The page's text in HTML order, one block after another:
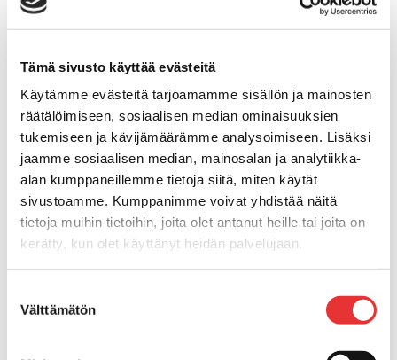
Tämä sivusto käyttää evästeitä
Käytämme evästeitä tarjoamamme sisällön ja mainosten
räätälöimiseen, sosiaalisen median ominaisuuksien
tukemiseen ja kävijämäärämme analysoimiseen. Lisäksi
jaamme sosiaalisen median, mainosalan ja analytiikka-
alan kumppaneillemme tietoja siitä, miten käytät
sivustoamme. Kumppanimme voivat yhdistää näitä
tietoja muihin tietoihin, joita olet antanut heille tai joita on
kerätty, kun olet käyttänyt heidän palvelujaan.
valinta
Välttämätön
Mönkijät
Can-Am traktorimönkijät 2025
Can-Am traktorimönkijät 2026
Can-Am SSV-Mallit
Traxter mallisto
Traxter 2025
Traxter 2026
Maverick mallisto
Maverick 2025
Maverick 2026
Mönkijöiden lisävarusteet ja -tarvikkeet